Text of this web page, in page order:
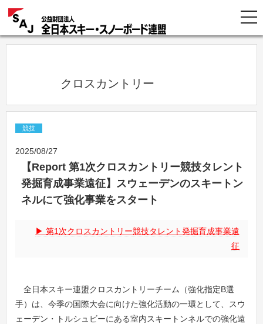
            クロスカントリー
競技
2025/08/27
【Report 第1次クロスカントリー競技タレント
発掘育成事業遠征】スウェーデンのスキートン
ネルにて強化事業をスタート
第1次クロスカントリー競技タレント発掘育成事業遠
征
全日本スキー連盟クロスカントリーチーム（強化指定B選
手）は、今季の国際大会に向けた強化活動の一環として、スウ
ェーデン・トルシュビーにある室内スキートンネルでの強化遠